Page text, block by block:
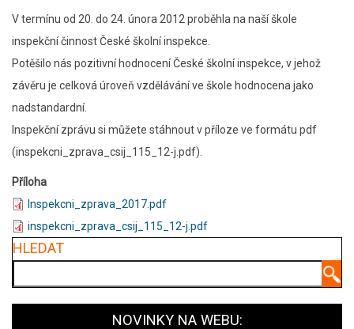
V termínu od 20. do 24. února 2012 proběhla na naší škole
inspekční činnost České školní inspekce.
Potěšilo nás pozitivní hodnocení České školní inspekce, v jehož
závěru je celková úroveň vzdělávání ve škole hodnocena jako
nadstandardní.
Inspekční zprávu si můžete stáhnout v příloze ve formátu pdf
(inspekcni_zprava_csij_115_12-j.pdf).
Příloha
Inspekcni_zprava_2017.pdf
inspekcni_zprava_csij_115_12-j.pdf
HLEDAT
NOVINKY NA WEBU: